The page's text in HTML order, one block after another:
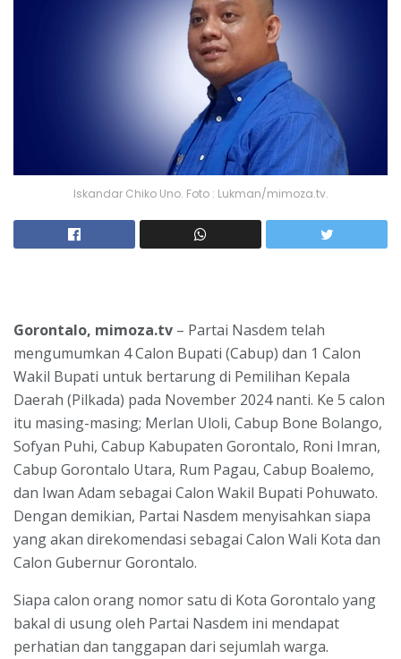
Iskandar Chiko Uno. Foto : Lukman/mimoza.tv.
Gorontalo, mimoza.tv – Partai Nasdem telah
mengumumkan 4 Calon Bupati (Cabup) dan 1 Calon
Wakil Bupati untuk bertarung di Pemilihan Kepala
Daerah (Pilkada) pada November 2024 nanti. Ke 5 calon
itu masing-masing; Merlan Uloli, Cabup Bone Bolango,
Sofyan Puhi, Cabup Kabupaten Gorontalo, Roni Imran,
Cabup Gorontalo Utara, Rum Pagau, Cabup Boalemo,
dan Iwan Adam sebagai Calon Wakil Bupati Pohuwato.
Dengan demikian, Partai Nasdem menyisahkan siapa
yang akan direkomendasi sebagai Calon Wali Kota dan
Calon Gubernur Gorontalo.
Siapa calon orang nomor satu di Kota Gorontalo yang
bakal di usung oleh Partai Nasdem ini mendapat
perhatian dan tanggapan dari sejumlah warga.